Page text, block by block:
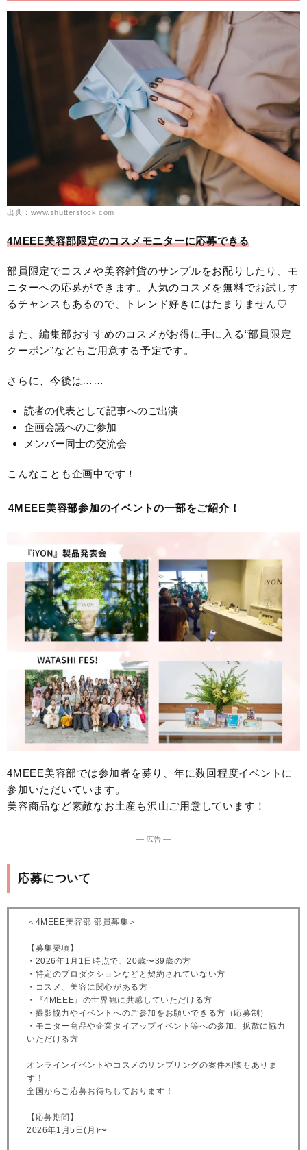
出典：www.shutterstock.com
4MEEE美容部限定のコスメモニターに応募できる
部員限定でコスメや美容雑貨のサンプルをお配りしたり、モ
ニターへの応募ができます。人気のコスメを無料でお試しす
るチャンスもあるので、トレンド好きにはたまりません♡
また、編集部おすすめのコスメがお得に手に入る“部員限定
クーポン”などもご用意する予定です。
さらに、今後は……
読者の代表として記事へのご出演
企画会議へのご参加
メンバー同士の交流会
こんなことも企画中です！
4MEEE美容部参加のイベントの一部をご紹介！
4MEEE美容部では参加者を募り、年に数回程度イベントに
参加いただいています。
美容商品など素敵なお土産も沢山ご用意しています！
― 広告 ―
応募について
＜4MEEE美容部 部員募集＞
【募集要項】
・2026年1月1日時点で、20歳〜39歳の方
・特定のプロダクションなどと契約されていない方
・コスメ、美容に関心がある方
・『4MEEE』の世界観に共感していただける方
・撮影協力やイベントへのご参加をお願いできる方（応募制）
・モニター商品や企業タイアップイベント等への参加、拡散に協力
いただける方
オンラインイベントやコスメのサンプリングの案件相談もありま
す！
全国からご応募お待ちしております！
【応募期間】
2026年1月5日(月)〜